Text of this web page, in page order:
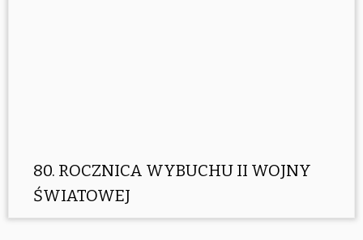
80. ROCZNICA WYBUCHU II WOJNY
ŚWIATOWEJ